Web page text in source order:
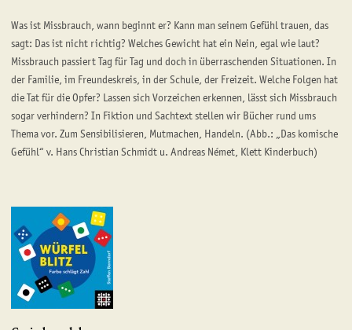
Was ist Missbrauch, wann beginnt er? Kann man seinem Gefühl trauen, das
sagt: Das ist nicht richtig? Welches Gewicht hat ein Nein, egal wie laut?
Missbrauch passiert Tag für Tag und doch in überraschenden Situationen. In
der Familie, im Freundeskreis, in der Schule, der Freizeit. Welche Folgen hat
die Tat für die Opfer? Lassen sich Vorzeichen erkennen, lässt sich Missbrauch
sogar verhindern? In Fiktion und Sachtext stellen wir Bücher rund ums
Thema vor. Zum Sensibilisieren, Mutmachen, Handeln. (Abb.: „Das komische
Gefühl“ v. Hans Christian Schmidt u. Andreas Német, Klett Kinderbuch)